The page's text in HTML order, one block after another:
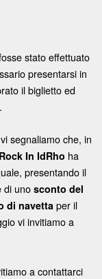
stato effettuato
presentarsi in
il biglietto ed
vi segnaliamo che, in
Rock In IdRho ha
presentando il
di uno sconto del
di navetta per il
vi invitiamo a
a contattarci